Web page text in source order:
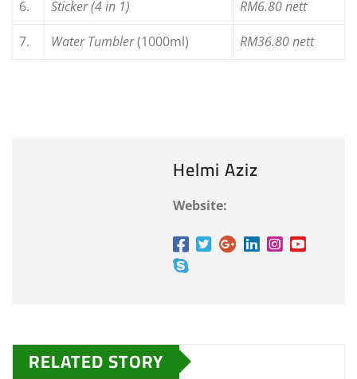
6.
Sticker (4 in 1)
RM6.80 nett
7.
Water Tumbler(1000ml) RM36.80 nett
Helmi Aziz
Website:
RELATED STORY